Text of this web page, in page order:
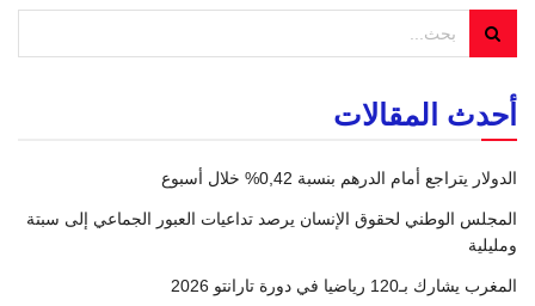
أحدث المقالات
الدولار يتراجع أمام الدرهم بنسبة 0,42% خلال أسبوع
المجلس الوطني لحقوق الإنسان يرصد تداعيات العبور الجماعي إلى سبتة
ومليلية
المغرب يشارك بـ120 رياضيا في دورة تارانتو 2026